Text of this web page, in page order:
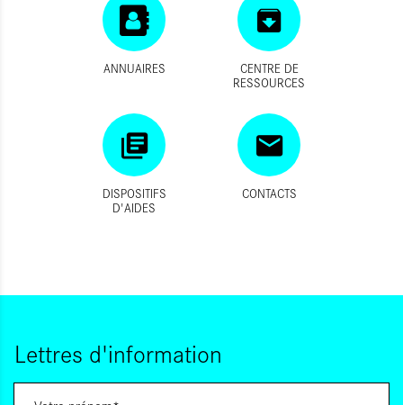
ANNUAIRES
CENTRE DE
RESSOURCES
DISPOSITIFS
D'AIDES
CONTACTS
Lettres d'information